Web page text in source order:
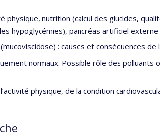
physique, nutrition (calcul des glucides,
hypoglycémies), pancréas artificiel externe
: causes et conséquences de
normaux. Possible rôle des polluants
physique, de la condition